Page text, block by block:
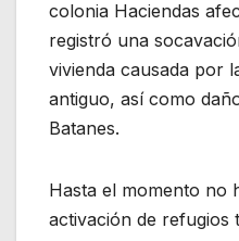
colonia Haciendas
registró una
vivienda causada por
antiguo, así como
Batanes.
Hasta el momento no
activación de refugios